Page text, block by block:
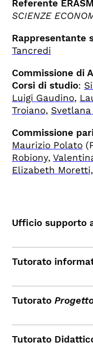
Referente
SCIENZE
Rappresentante
Tancredi
Commissione di
Corsi di studio:
Luigi Gaudino,
Troiano,
Commissione
Maurizio Polato
Robiony,
Elizabeth
Ufficio supporto
Tutorato
Tutorato
Tutorato